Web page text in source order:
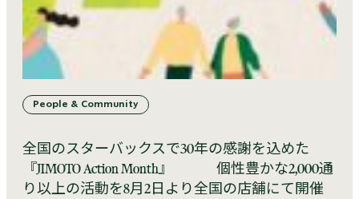
People & Community
全国のスターバックスで30年の感謝を込めた
『JIMOTO Action Month』 個性豊かな2,000通
り以上の活動を8月2日より全国の店舗にて開催